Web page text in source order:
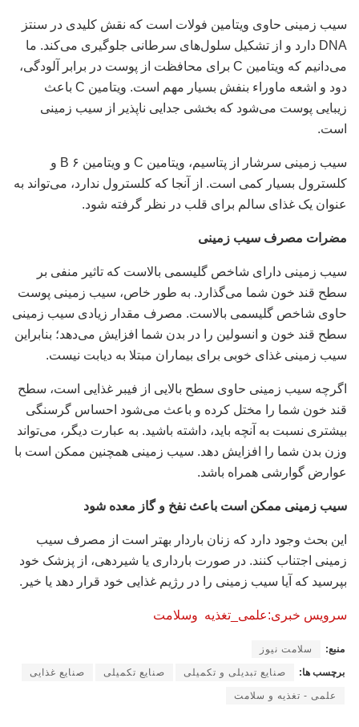
سیب زمینی حاوی ویتامین فولات است که نقش کلیدی در سنتز
DNA دارد و از تشکیل سلول‌های سرطانی جلوگیری می‌کند. ما
می‌دانیم که ویتامین C برای محافظت از پوست در برابر آلودگی،
دود و اشعه ماوراء بنفش بسیار مهم است. ویتامین C باعث
زیبایی پوست می‌شود که بخشی جدایی ناپذیر از سیب زمینی
است.
سیب زمینی سرشار از پتاسیم، ویتامین C و ویتامین B ۶ و
کلسترول بسیار کمی است. از آنجا که کلسترول ندارد، می‌تواند به
عنوان یک غذای سالم برای قلب در نظر گرفته شود.
مضرات مصرف سیب زمینی
سیب زمینی دارای شاخص گلیسمی بالاست که تاثیر منفی بر
سطح قند خون شما می‌گذارد. به طور خاص، سیب زمینی پوست
حاوی شاخص گلیسمی بالاست. مصرف مقدار زیادی سیب زمینی
سطح قند خون و انسولین را در بدن شما افزایش می‌دهد؛ بنابراین
سیب زمینی غذای خوبی برای بیماران مبتلا به دیابت نیست.
اگرچه سیب زمینی حاوی سطح بالایی از فیبر غذایی است، سطح
قند خون شما را مختل کرده و باعث می‌شود احساس گرسنگی
بیشتری نسبت به آنچه باید، داشته باشید. به عبارت دیگر، می‌تواند
وزن بدن شما را افزایش دهد. سیب زمینی همچنین ممکن است با
عوارض گوارشی همراه باشد.
سیب زمینی ممکن است باعث نفخ و گاز معده شود
این بحث وجود دارد که زنان باردار بهتر است از مصرف سیب
زمینی اجتناب کنند. در صورت بارداری یا شیردهی، از پزشک خود
بپرسید که آیا سیب زمینی را در رژیم غذایی خود قرار دهد یا خیر.
سرویس خبری:علمی_تغذیه وسلامت
منبع: سلامت نیوز
برچسب ها: صنایع تبدیلی و تکمیلی صنایع تکمیلی صنایع غذایی
علمی - تغذیه و سلامت